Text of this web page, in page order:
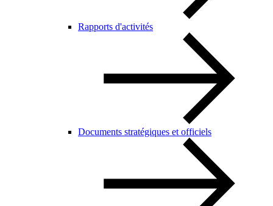
Rapports d'activités
Documents stratégiques et officiels